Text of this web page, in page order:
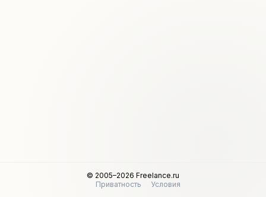
© 2005–2026 Freelance.ru
Приватность
Условия